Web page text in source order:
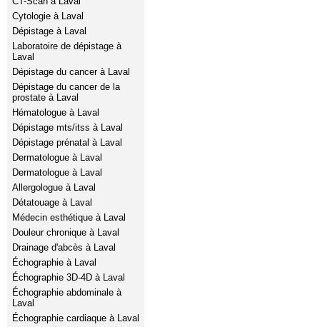
Cytologie à Laval
Dépistage à Laval
Laboratoire de dépistage à
Laval
Dépistage du cancer à Laval
Dépistage du cancer de la
prostate à Laval
Hématologue à Laval
Dépistage mts/itss à Laval
Dépistage prénatal à Laval
Dermatologue à Laval
Dermatologue à Laval
Allergologue à Laval
Détatouage à Laval
Médecin esthétique à Laval
Douleur chronique à Laval
Drainage d'abcès à Laval
Échographie à Laval
Échographie 3D-4D à Laval
Échographie abdominale à
Laval
Échographie cardiaque à Laval